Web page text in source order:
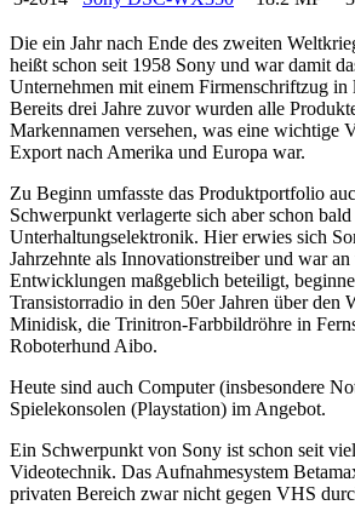
Die ein Jahr nach Ende des zweiten
heißt schon seit 1958 Sony und war damit
Unternehmen mit einem Firmenschriftzug in
Bereits drei Jahre zuvor wurden alle
Markennamen versehen, was eine wichtige
Export nach Amerika und Europa war.
Zu Beginn umfasste das Produktportfolio
Schwerpunkt verlagerte sich aber schon
Unterhaltungselektronik. Hier erwies sich
Jahrzehnte als Innovationstreiber und war an
Entwicklungen maßgeblich beteiligt,
Transistorradio in den 50er Jahren über den
Minidisk, die Trinitron-Farbbildröhre in
Roboterhund Aibo.
Heute sind auch Computer (insbesondere
Spielekonsolen (Playstation) im Angebot.
Ein Schwerpunkt von Sony ist schon seit
Videotechnik. Das Aufnahmesystem
privaten Bereich zwar nicht gegen VHS